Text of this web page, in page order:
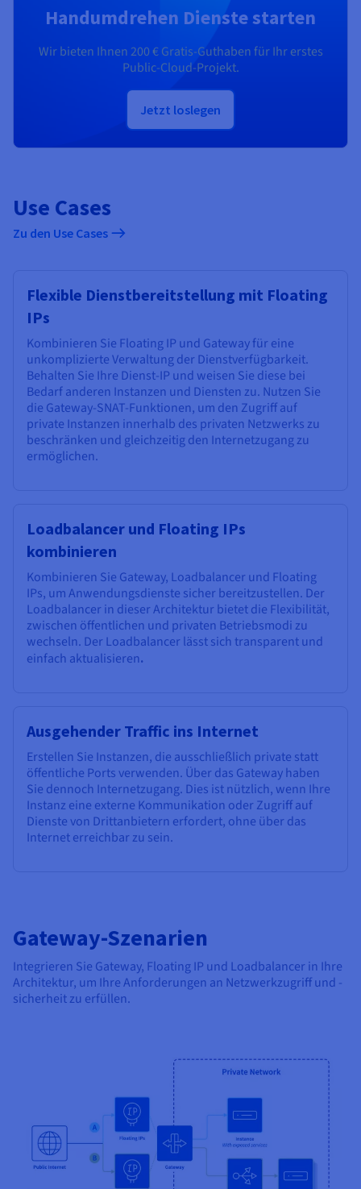
Handumdrehen Dienste starten
Wir bieten Ihnen 200 €Gratis-Guthaben für Ihr erstes
Public-Cloud-Projekt.
Jetzt loslegen
Use Cases
Zu den Use Cases
Flexible Dienstbereitstellung mit Floating
IPs
Kombinieren Sie Floating IP und Gateway für eine
unkomplizierte Verwaltung der Dienstverfügbarkeit.
Behalten Sie Ihre Dienst-IP und weisen Sie diese bei
Bedarf anderen Instanzen und Diensten zu. Nutzen Sie
die Gateway-SNAT-Funktionen, um den Zugriff auf
private Instanzen innerhalb des privaten Netzwerks zu
beschränken und gleichzeitig den Internetzugang zu
ermöglichen.
Loadbalancer und Floating IPs
kombinieren
Kombinieren Sie Gateway, Loadbalancer und Floating
IPs, um Anwendungsdienste sicher bereitzustellen. Der
Loadbalancer in dieser Architektur bietet die Flexibilität,
zwischen öffentlichen und privaten Betriebsmodi zu
wechseln. Der Loadbalancer lässt sich transparent und
einfach aktualisieren.
Ausgehender Traffic ins Internet
Erstellen Sie Instanzen, die ausschließlich private statt
öffentliche Ports verwenden. Über das Gateway haben
Sie dennoch Internetzugang. Dies ist nützlich, wenn Ihre
Instanz eine externe Kommunikation oder Zugriff auf
Dienste von Drittanbietern erfordert, ohne über das
Internet erreichbar zu sein.
Gateway-Szenarien
Integrieren Sie Gateway, Floating IP und Loadbalancer in Ihre
Architektur, um Ihre Anforderungen an Netzwerkzugriff und -
sicherheit zu erfüllen.